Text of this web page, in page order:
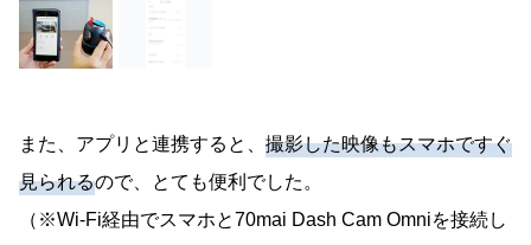
また、アプリと連携すると、 撮影した映像もスマホですぐ
見られるので、とても便利でした。
（※Wi-Fi経由でスマホと70mai Dash Cam Omniを接続し